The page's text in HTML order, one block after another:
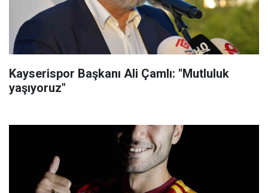
Kayserispor Başkanı Ali Çamlı: "Mutluluk
yaşıyoruz"